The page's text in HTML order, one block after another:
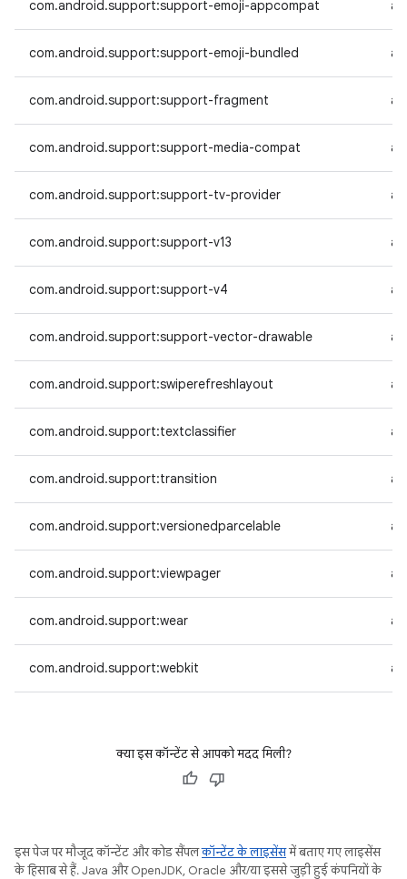
com.android.support:support-emoji-appcompat
com.android.support:support-emoji-bundled
com.android.support:support-fragment
com.android.support:support-media-compat
com.android.support:support-tv-provider
com.android.support:support-v13
com.android.support:support-v4
com.android.support:support-vector-drawable
com.android.support:swiperefreshlayout
com.android.support:textclassifier
com.android.support:transition
com.android.support:versionedparcelable
com.android.support:viewpager
com.android.support:wear
com.android.support:webkit
क्या इस कॉन्टेंट से आपको मदद मिली?
इस पेज पर मौजूद कॉन्टेंट और कोड सैंपलकॉन्टेंट के लाइसेंसमें बताए गए लाइसेंस
के हिसाब से हैं. Java और OpenJDK, Oracle और/या इससे जुड़ी हुई कंपनियों के